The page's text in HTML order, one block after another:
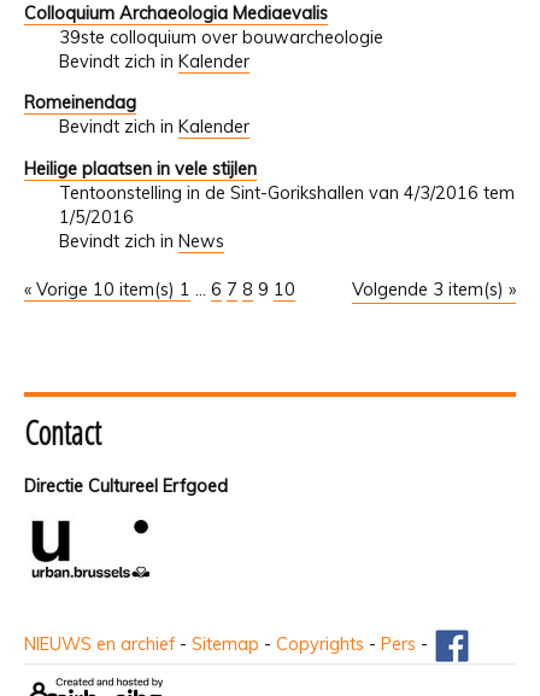
Colloquium Archaeologia Mediaevalis
39ste colloquium over bouwarcheologie
Bevindt zich in Kalender
Romeinendag
Bevindt zich in Kalender
Heilige plaatsen in vele stijlen
Tentoonstelling in de Sint-Gorikshallen van 4/3/2016 tem
1/5/2016
Bevindt zich in News
« Vorige 10 item(s) Volgende 3 item(s) »
1 ... 6 7 8 9 10
Contact
Directie Cultureel Erfgoed
NIEUWS en archief - Sitemap - Copyrights - Pers -